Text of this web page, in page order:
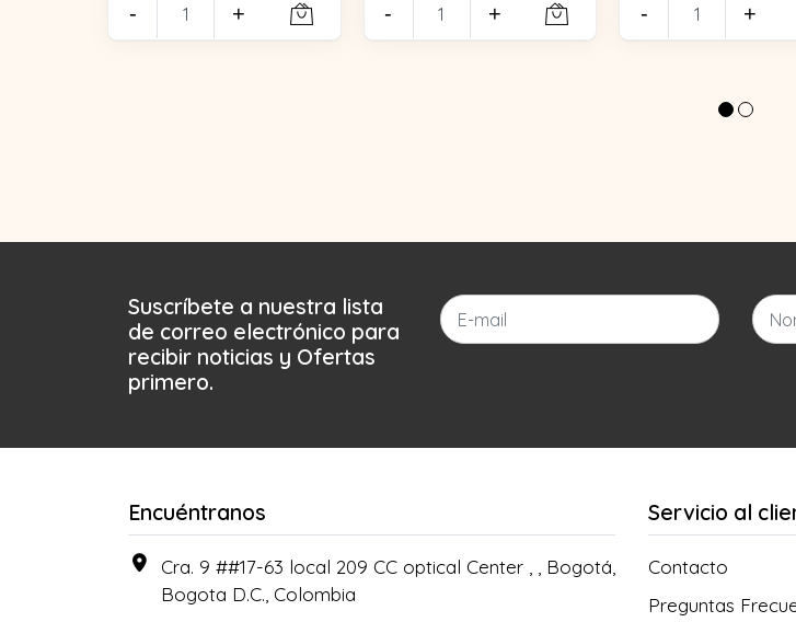
- + - + - +
Suscríbete a nuestra lista
de correo electrónico para
recibir noticias y Ofertas
primero.
Encuéntranos
Cra. 9 ##17-63 local 209 CC optical Center , , Bogotá,
Bogota D.C., Colombia
Servicio al
Contacto
Preguntas